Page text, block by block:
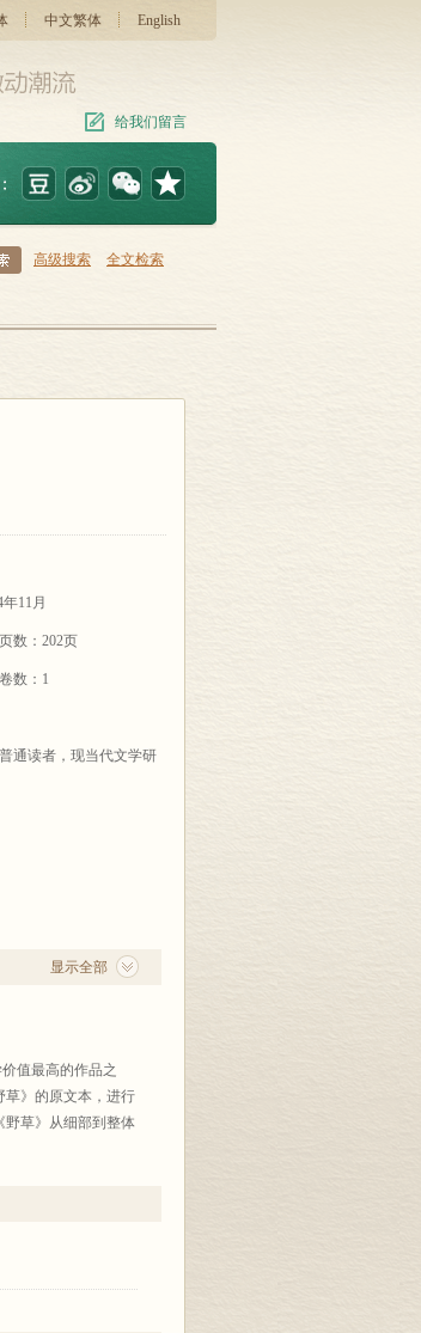
中文繁体 English
给我们留言
高级搜索 全文检索
11月
页数：202页
卷数：1
通读者，现当代文学研
显示全部
值最高的作品之
草》的原文本，进行
野草》从细部到整体
的解读充满着诗人